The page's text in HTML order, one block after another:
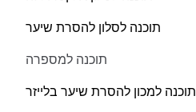
תוכנה לסלון להסרת שיער
תוכנה למספרה
תוכנה למכון להסרת שיער בלייזר